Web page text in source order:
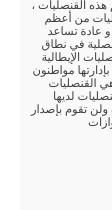
القنصليات ،
من أعظم
و عادة تساعد
في نطاق
الإيطالية
مواطنون
القنصليات
لديها
تقوم بإصدار